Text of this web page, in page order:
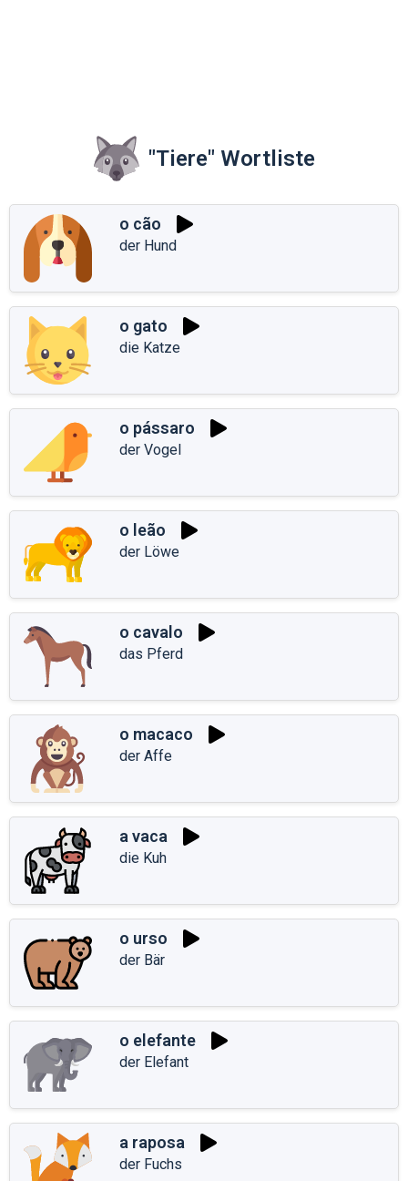
"Tiere" Wortliste
o cão
der Hund
o gato
die Katze
o pássaro
der Vogel
o leão
der Löwe
o cavalo
das Pferd
o macaco
der Affe
a vaca
die Kuh
o urso
der Bär
o elefante
der Elefant
a raposa
der Fuchs